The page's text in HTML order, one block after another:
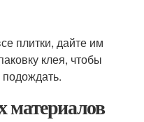
плитки, дайте им
клея, чтобы
материалов